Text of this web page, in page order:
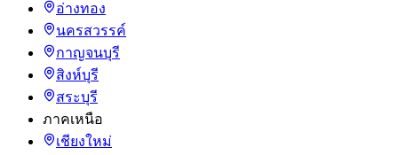
อ่างทอง
นครสวรรค์
กาญจนบุรี
สิงห์บุรี
สระบุรี
ภาคเหนือ
เชียงใหม่